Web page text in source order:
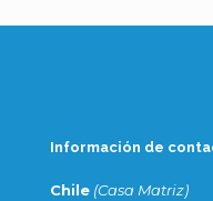
Información de
Chile (Casa Matriz)